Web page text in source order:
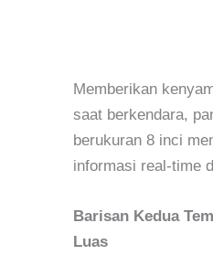
Memberikan
saat berkendara,
berukuran 8 inci
informasi real-time
Barisan Kedua
Luas